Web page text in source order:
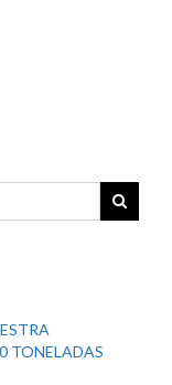
TONELADAS